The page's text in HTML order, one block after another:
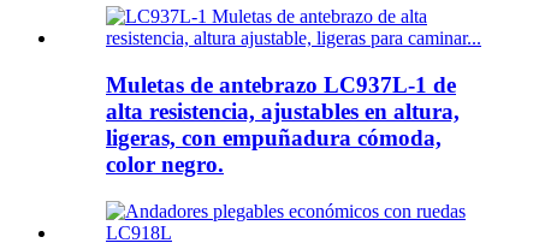
Muletas de antebrazo LC937L-1 de
alta resistencia, ajustables en altura,
ligeras, con empuñadura cómoda,
color negro.